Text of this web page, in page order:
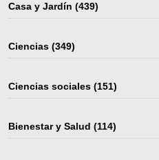
Casa y Jardín (439)
Ciencias (349)
Ciencias sociales (151)
Bienestar y Salud (114)